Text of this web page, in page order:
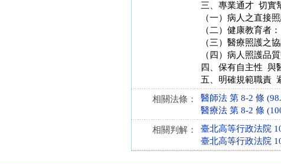
三、專業通才 切實
（一）病人之直接照
（二）健康教育者：
（三）醫療照護之
（四）病人照護品
四、保有自主性 與
五、明確規範職責
相關法條：
醫師法 第 8-2 條
醫療法 第 8-2 條
相關判解：
臺北高等行政法院
臺北高等行政法院